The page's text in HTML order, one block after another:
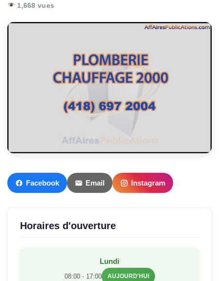
1,668 vues
Facebook Email Instagram
Horaires d'ouverture
Lundi
08:00 - 17:00 AUJOURD'HUI